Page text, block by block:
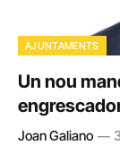
AJUNTAMENTS
Un nou
Joan Galiano